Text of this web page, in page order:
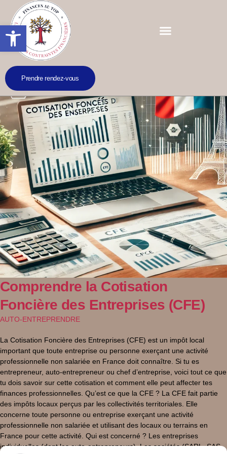
Ouvrir la barre d’outils
Prendre rendez-vous
Comprendre la Cotisation
Foncière des Entreprises (CFE)
AUTO-ENTREPRENDRE
La Cotisation Foncière des Entreprises (CFE) est un impôt local
important que toute entreprise ou personne exerçant une activité
professionnelle non salariée en France doit connaître. Si tu es
entrepreneur, auto-entrepreneur ou chef d’entreprise, voici tout ce que
tu dois savoir sur cette cotisation et comment elle peut affecter tes
finances professionnelles. Qu’est ce que la CFE ? La CFE fait partie
des impôts locaux perçus par les collectivités territoriales. Elle
concerne toute personne ou entreprise exerçant une activité
professionnelle non salariée et utilisant des locaux ou terrains en
France pour cette activité. Qui est concerné ? Les entreprises
individuelles (dont les auto-entrepreneurs). Les sociétés (SARL, SAS,